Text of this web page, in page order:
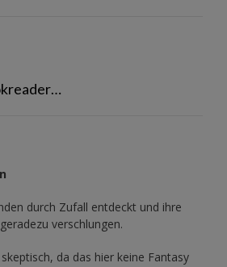
durch Zufall entdeckt und ihre
geradezu verschlungen.
da das hier keine Fantasy